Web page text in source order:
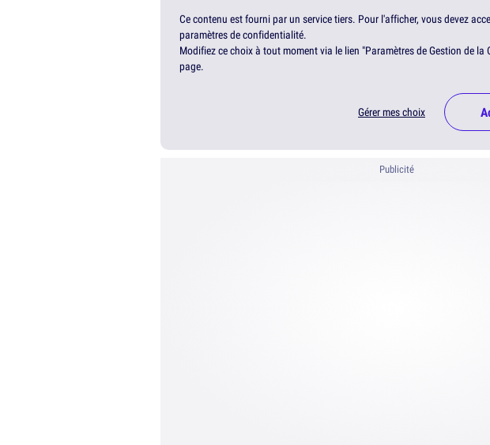
Ce contenu est fourni par un service tiers. Pour l'afficher, vous devez
paramètres de confidentialité.
Modifiez ce choix à tout moment via le lien "Paramètres de Gestion de
page.
Gérer mes choix
Publicité